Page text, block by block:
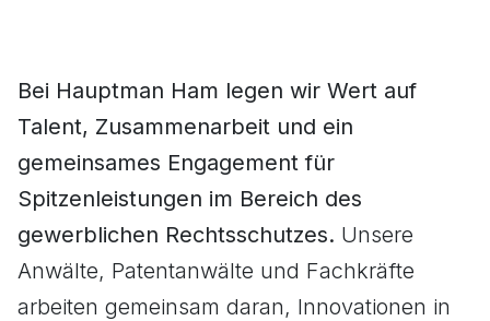
Bei Hauptman Ham legen wir Wert auf
Talent, Zusammenarbeit und ein
gemeinsames Engagement für
Spitzenleistungen im Bereich des
gewerblichen Rechtsschutzes. Unsere
Anwälte, Patentanwälte und Fachkräfte
arbeiten gemeinsam daran, Innovationen in